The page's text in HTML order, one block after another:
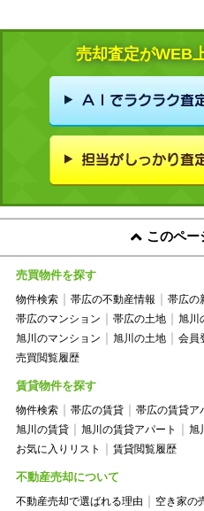
売却査定がWEB
このペー
売買物件を探す
物件検索 帯広の不動産情報 帯広の
帯広のマンション
帯広の土地 旭川
旭川のマンション
旭川の土地 会員
売買閲覧履歴
賃貸物件を探す
物件検索 帯広の賃貸 帯広の賃貸ア
旭川の賃貸
旭川の賃貸アパート
旭
お気に入りリスト
賃貸閲覧履歴
不動産売却について
不動産売却で選ばれる理由
空き家の